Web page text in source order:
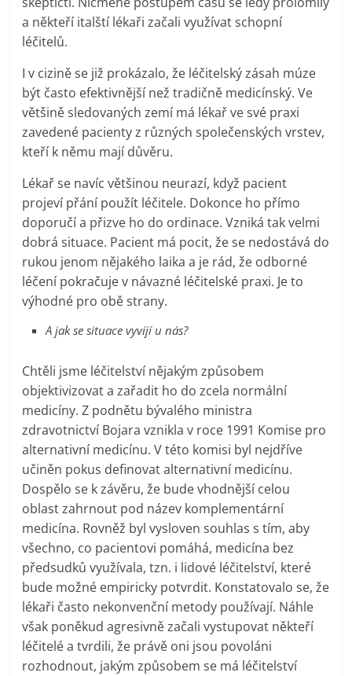
a někteří italští lékaři začali využívat schopní
léčitelů.
I v cizině se již prokázalo, že léčitelský zásah múze
být často efektivnější než tradičně medicínský. Ve
většině sledovaných zemí má lékař ve své praxi
zavedené pacienty z různých společenských vrstev,
kteří k němu mají důvěru.
Lékař se navíc většinou neurazí, když pacient
projeví přání použít léčitele. Dokonce ho přímo
doporučí a přizve ho do ordinace. Vzniká tak velmi
dobrá situace. Pacient má pocit, že se nedostává do
rukou jenom nějakého laika a je rád, že odborné
léčení pokračuje v návazné léčitelské praxi. Je to
výhodné pro obě strany.
A jak se situace vyvíjí u nás?
Chtěli jsme léčitelství nějakým způsobem
objektivizovat a zařadit ho do zcela normální
medicíny. Z podnětu bývalého ministra
zdravotnictví Bojara vznikla v roce 1991 Komise pro
alternativní medicínu. V této komisi byl nejdříve
učiněn pokus definovat alternativní medicínu.
Dospělo se k závěru, že bude vhodnější celou
oblast zahrnout pod název komplementární
medicína. Rovněž byl vysloven souhlas s tím, aby
všechno, co pacientovi pomáhá, medicína bez
předsudků využívala, tzn. i lidové léčitelství, které
bude možné empiricky potvrdit. Konstatovalo se, že
lékaři často nekonvenční metody používají. Náhle
však poněkud agresivně začali vystupovat někteří
léčitelé a tvrdili, že právě oni jsou povoláni
rozhodnout, jakým způsobem se má léčitelství